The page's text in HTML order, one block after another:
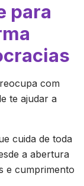
para
com
te ajudar a
cuida de toda
a abertura
e cumprimento